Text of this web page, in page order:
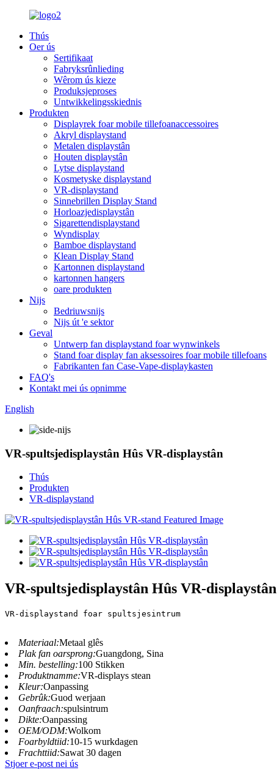
Thús
Oer ús
Sertifikaat
Fabryksrûnlieding
Wêrom ús kieze
Produksjeproses
Untwikkelingsskiednis
Produkten
Displayrek foar mobile tillefoanaccessoires
Akryl displaystand
Metalen displaystân
Houten displaystân
Lytse displaystand
Kosmetyske displaystand
VR-displaystand
Sinnebrillen Display Stand
Horloazjedisplaystân
Sigarettendisplaystand
Wyndisplay
Bamboe displaystand
Klean Display Stand
Kartonnen displaystand
kartonnen hangers
oare produkten
Nijs
Bedriuwsnijs
Nijs út 'e sektor
Geval
Untwerp fan displaystand foar wynwinkels
Stand foar display fan aksessoires foar mobile tillefoans
Fabrikanten fan Case-Vape-displaykasten
FAQ's
Kontakt mei ús opnimme
English
VR-spultsjedisplaystân Hûs VR-displaystân
Thús
Produkten
VR-displaystand
VR-spultsjedisplaystân Hûs VR-displaystân
VR-displaystand foar spultsjesintrum
Materiaal:Metaal glês
Plak fan oarsprong:Guangdong, Sina
Min. bestelling:100 Stikken
Produktnamme:VR-displays stean
Kleur:Oanpassing
Gebrûk:Guod werjaan
Oanfraach:spulsintrum
Dikte:Oanpassing
OEM/ODM:Wolkom
Foarbyldtiid:10-15 wurkdagen
Frachttiid:Sawat 30 dagen
Stjoer e-post nei ús